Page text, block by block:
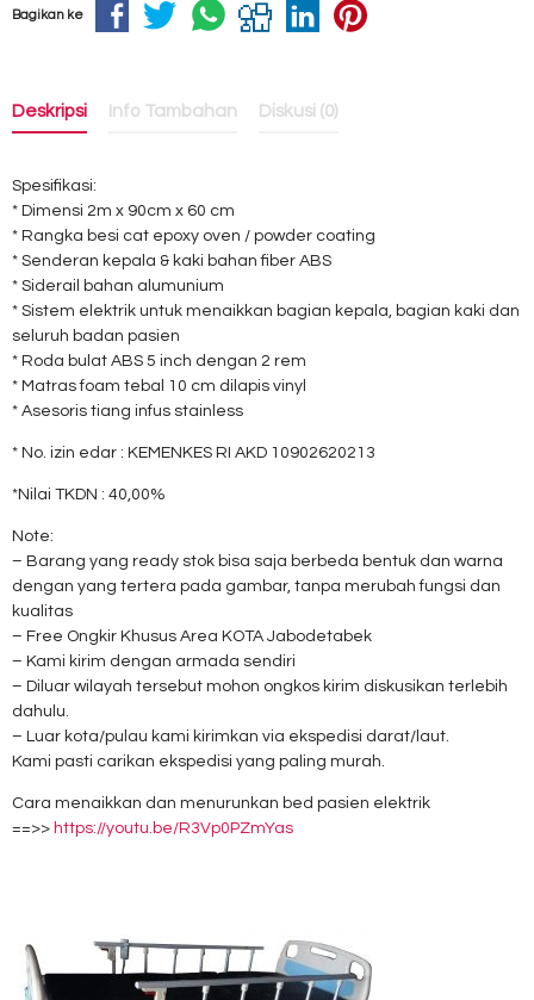
Bagikan ke
Deskripsi Info Tambahan Diskusi (0)
Spesifikasi:
* Dimensi 2m x 90cm x 60 cm
* Rangka besi cat epoxy oven / powder coating
* Senderan kepala & kaki bahan fiber ABS
* Siderail bahan alumunium
* Sistem elektrik untuk menaikkan bagian kepala, bagian kaki dan
seluruh badan pasien
* Roda bulat ABS 5 inch dengan 2 rem
* Matras foam tebal 10 cm dilapis vinyl
* Asesoris tiang infus stainless
* No. izin edar : KEMENKES RI AKD 10902620213
*Nilai TKDN : 40,00%
Note:
– Barang yang ready stok bisa saja berbeda bentuk dan warna
dengan yang tertera pada gambar, tanpa merubah fungsi dan
kualitas
– Free Ongkir Khusus Area KOTA Jabodetabek
– Kami kirim dengan armada sendiri
– Diluar wilayah tersebut mohon ongkos kirim diskusikan terlebih
dahulu.
– Luar kota/pulau kami kirimkan via ekspedisi darat/laut.
Kami pasti carikan ekspedisi yang paling murah.
Cara menaikkan dan menurunkan bed pasien elektrik
==>> https://youtu.be/R3Vp0PZmYas